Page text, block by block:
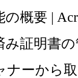
の概要 |
み証明書
ナーから